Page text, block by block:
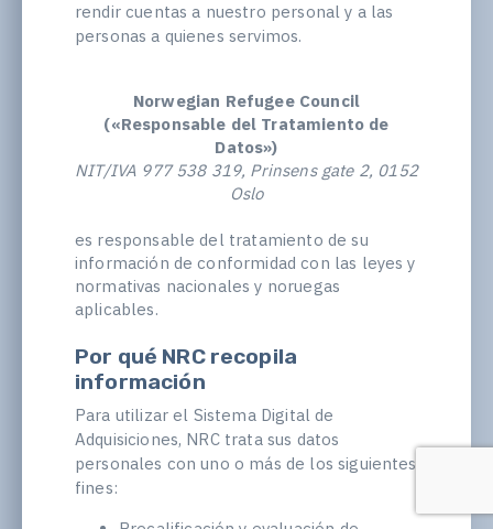
rendir cuentas a nuestro personal y a las
personas a quienes servimos.
Norwegian Refugee Council
(«Responsable del Tratamiento de
Datos»)
NIT/IVA 977 538 319, Prinsens gate 2, 0152
Oslo
es responsable del tratamiento de su
información de conformidad con las leyes y
normativas nacionales y noruegas
aplicables.
Por qué NRC recopila
información
Para utilizar el Sistema Digital de
Adquisiciones, NRC trata sus datos
personales con uno o más de los siguientes
fines: